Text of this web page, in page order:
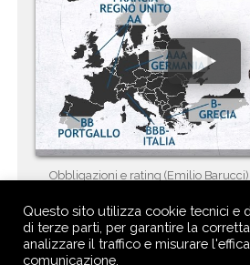
Obbligazioni e rating (Emilio Barucci)
Questo sito utilizza cookie tecnici e
di terze parti, per garantire la
analizzare il traffico e misurare
comunicazione.